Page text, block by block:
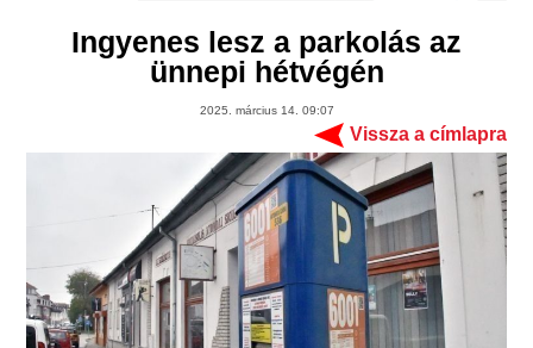
Ingyenes lesz a parkolás az
ünnepi hétvégén
2025. március 14. 09:07
Vissza a címlapra